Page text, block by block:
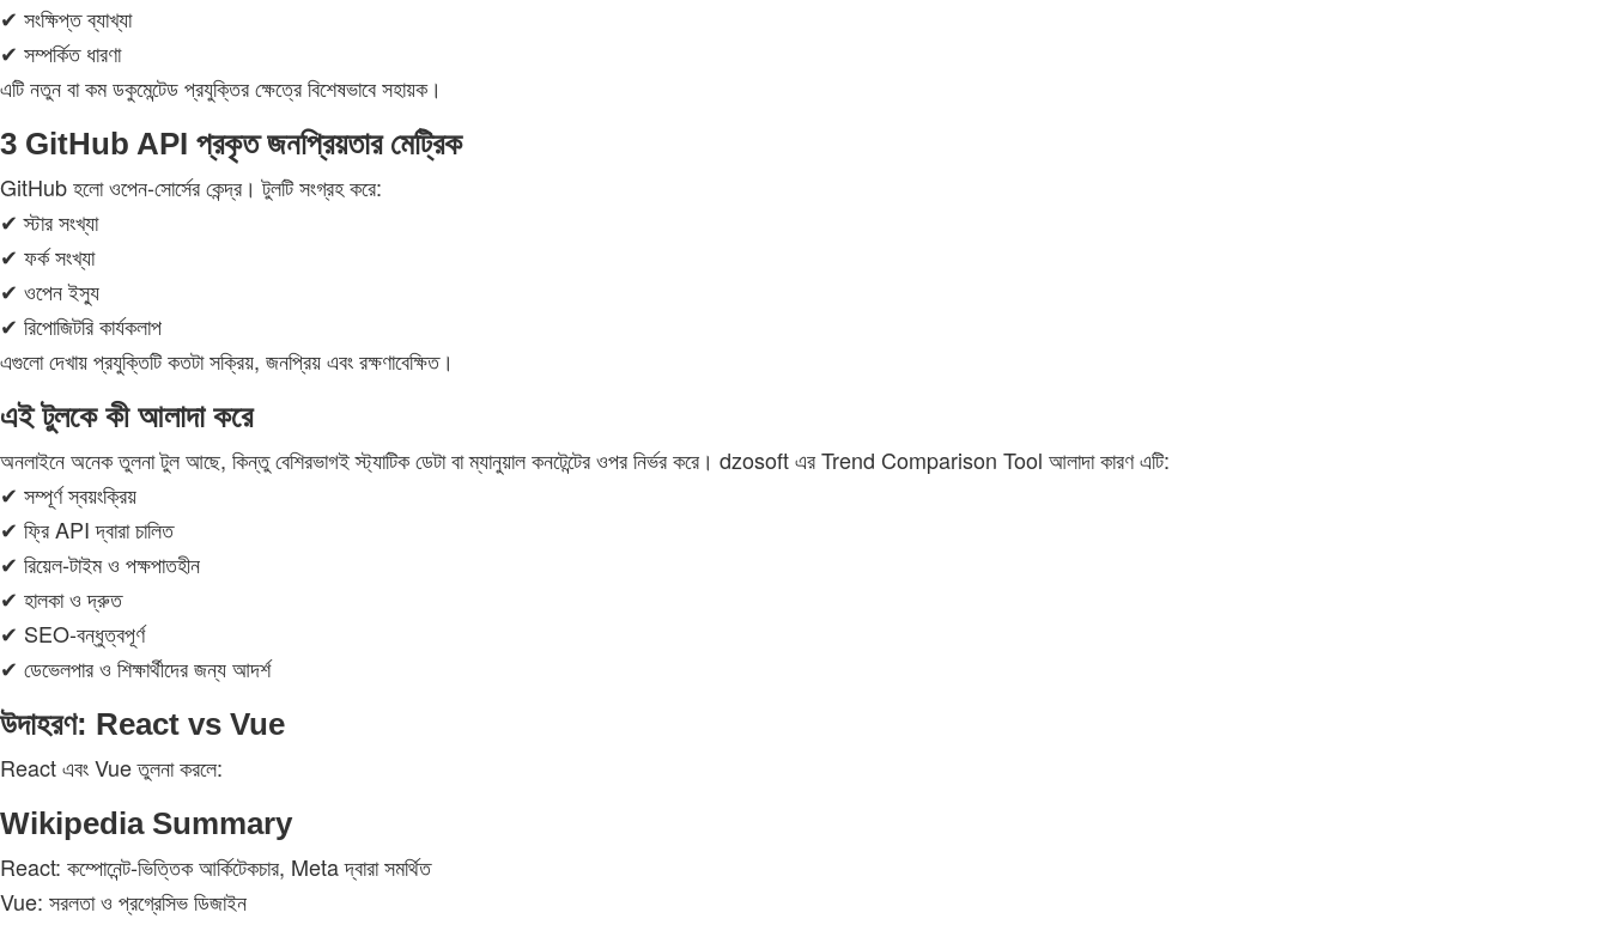
✔ সংক্ষিপ্ত ব্যাখ্যা
✔ সম্পর্কিত ধারণা
এটি নতুন বা কম ডকুমেন্টেড প্রযুক্তির ক্ষেত্রে বিশেষভাবে সহায়ক।
3 GitHub API প্রকৃত জনপ্রিয়তার মেট্রিক
GitHub হলো ওপেন‑সোর্সের কেন্দ্র। টুলটি সংগ্রহ করে:
✔ স্টার সংখ্যা
✔ ফর্ক সংখ্যা
✔ ওপেন ইস্যু
✔ রিপোজিটরি কার্যকলাপ
এগুলো দেখায় প্রযুক্তিটি কতটা সক্রিয়, জনপ্রিয় এবং রক্ষণাবেক্ষিত।
এই টুলকে কী আলাদা করে
অনলাইনে অনেক তুলনা টুল আছে, কিন্তু বেশিরভাগই স্ট্যাটিক ডেটা বা ম্যানুয়াল কনটেন্টের ওপর নির্ভর করে। dzosoft এর Trend Comparison Tool আলাদা কারণ এটি:
✔ সম্পূর্ণ স্বয়ংক্রিয়
✔ ফ্রি API দ্বারা চালিত
✔ রিয়েল‑টাইম ও পক্ষপাতহীন
✔ হালকা ও দ্রুত
✔ SEO‑বন্ধুত্বপূর্ণ
✔ ডেভেলপার ও শিক্ষার্থীদের জন্য আদর্শ
উদাহরণ: React vs Vue
React এবং Vue তুলনা করলে:
Wikipedia Summary
React: কম্পোনেন্ট‑ভিত্তিক আর্কিটেকচার, Meta দ্বারা সমর্থিত
Vue: সরলতা ও প্রগ্রেসিভ ডিজাইন